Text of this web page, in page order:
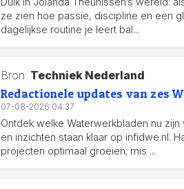
ze zien hoe passie, discipline en een
dagelijkse routine je leert bal...
Bron: Techniek Nederland
Redactionele updates van zes
07-08-2026 04:37
Ontdek welke Waterwerkbladen nu
en inzichten staan klaar op infidwe.nl.
projecten optimaal groeien; mis ...